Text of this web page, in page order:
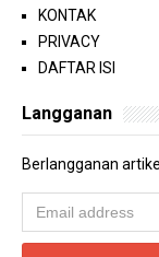
KONTAK
PRIVACY
DAFTAR ISI
Langganan
Berlangganan